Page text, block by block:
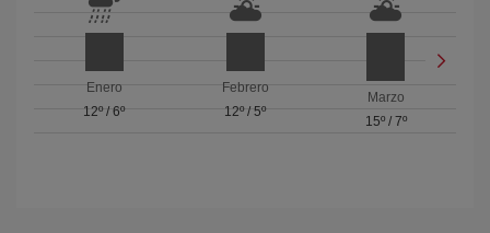
Enero
12º/6º
Febrero
12º/ 5º
Marzo
15º/ 7º